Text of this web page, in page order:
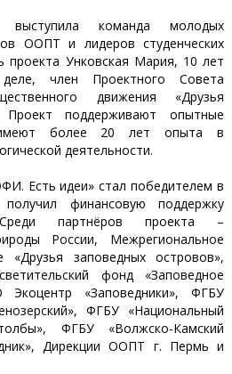
выступила команда молодых
ООПТ и лидеров студенческих
проекта Унковская Мария, 10 лет
член Проектного Совета
движения «Друзья
Проект поддерживают опытные
имеют более 20 лет опыта в
деятельности.
Есть идеи» стал победителем в
финансовую поддержку
Среди партнёров проекта –
России, Межрегиональное
«Друзья заповедных островов»,
фонд «Заповедное
«Заповедники», ФГБУ
ФГБУ «Национальный
ФГБУ «Волжско-Камский
Дирекции ООПТ г. Пермь и